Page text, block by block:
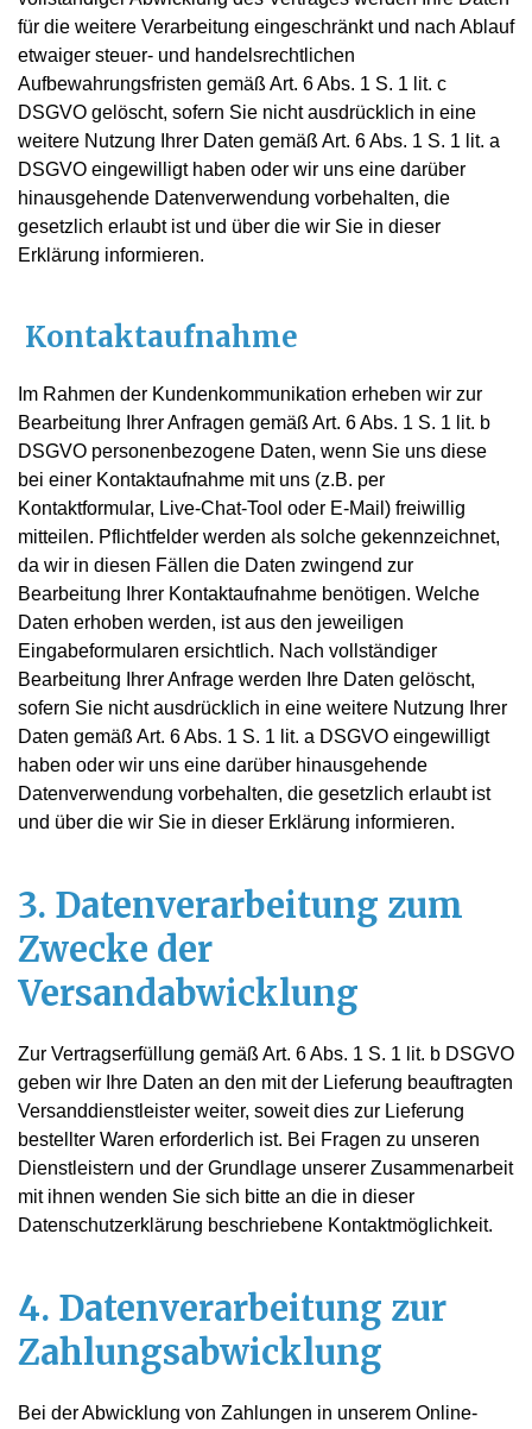
für die weitere Verarbeitung eingeschränkt und nach Ablauf
etwaiger steuer- und handelsrechtlichen
Aufbewahrungsfristen gemäß Art. 6 Abs. 1 S. 1 lit. c
DSGVO gelöscht, sofern Sie nicht ausdrücklich in eine
weitere Nutzung Ihrer Daten gemäß Art. 6 Abs. 1 S. 1 lit. a
DSGVO eingewilligt haben oder wir uns eine darüber
hinausgehende Datenverwendung vorbehalten, die
gesetzlich erlaubt ist und über die wir Sie in dieser
Erklärung informieren.
Kontaktaufnahme
Im Rahmen der Kundenkommunikation erheben wir zur
Bearbeitung Ihrer Anfragen gemäß Art. 6 Abs. 1 S. 1 lit. b
DSGVO personenbezogene Daten, wenn Sie uns diese
bei einer Kontaktaufnahme mit uns (z.B. per
Kontaktformular, Live-Chat-Tool oder E-Mail) freiwillig
mitteilen. Pflichtfelder werden als solche gekennzeichnet,
da wir in diesen Fällen die Daten zwingend zur
Bearbeitung Ihrer Kontaktaufnahme benötigen. Welche
Daten erhoben werden, ist aus den jeweiligen
Eingabeformularen ersichtlich. Nach vollständiger
Bearbeitung Ihrer Anfrage werden Ihre Daten gelöscht,
sofern Sie nicht ausdrücklich in eine weitere Nutzung Ihrer
Daten gemäß Art. 6 Abs. 1 S. 1 lit. a DSGVO eingewilligt
haben oder wir uns eine darüber hinausgehende
Datenverwendung vorbehalten, die gesetzlich erlaubt ist
und über die wir Sie in dieser Erklärung informieren.
3. Datenverarbeitung zum
Zwecke der
Versandabwicklung
Zur Vertragserfüllung gemäß Art. 6 Abs. 1 S. 1 lit. b DSGVO
geben wir Ihre Daten an den mit der Lieferung beauftragten
Versanddienstleister weiter, soweit dies zur Lieferung
bestellter Waren erforderlich ist. Bei Fragen zu unseren
Dienstleistern und der Grundlage unserer Zusammenarbeit
mit ihnen wenden Sie sich bitte an die in dieser
Datenschutzerklärung beschriebene Kontaktmöglichkeit.
4. Datenverarbeitung zur
Zahlungsabwicklung
Bei der Abwicklung von Zahlungen in unserem Online-